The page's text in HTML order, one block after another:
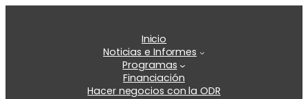
Inicio
Noticias e Informes
Programas
Financiación
Hacer negocios con la ODR